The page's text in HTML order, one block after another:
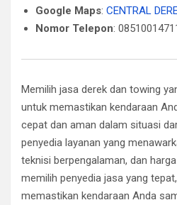
Google Maps: CENTRAL
Nomor Telepon:
Memilih jasa derek dan towing
untuk memastikan kendaraan
cepat dan aman dalam situasi
penyedia layanan yang
teknisi berpengalaman, dan
memilih penyedia jasa yang
memastikan kendaraan Anda